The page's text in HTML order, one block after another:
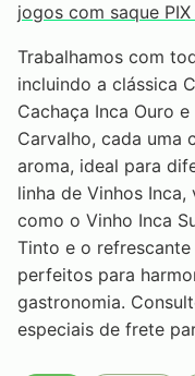
jogos com saque
Trabalhamos com
incluindo a clássica
Cachaça Inca Ouro
Carvalho, cada uma
aroma, ideal para
linha de Vinhos
como o Vinho Inca
Tinto e o refrescante
perfeitos para
gastronomia.
especiais de frete